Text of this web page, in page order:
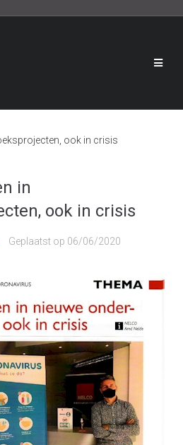
ook in crisis
in
ook in crisis
Geplaatst op 06/06/2020